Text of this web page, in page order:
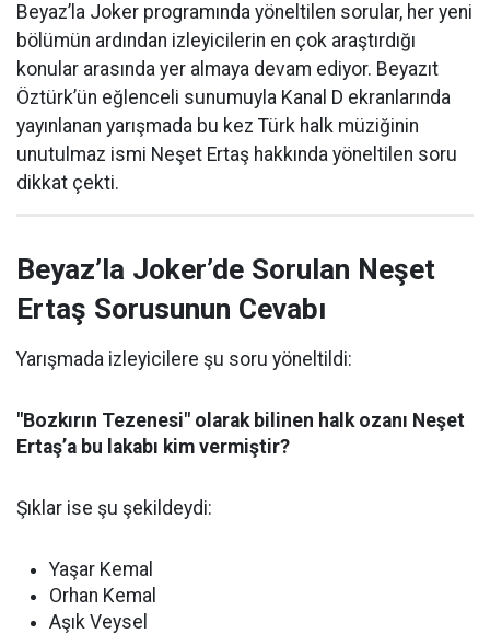
Beyaz’la Joker programında yöneltilen sorular, her yeni
bölümün ardından izleyicilerin en çok araştırdığı
konular arasında yer almaya devam ediyor. Beyazıt
Öztürk’ün eğlenceli sunumuyla Kanal D ekranlarında
yayınlanan yarışmada bu kez Türk halk müziğinin
unutulmaz ismi Neşet Ertaş hakkında yöneltilen soru
dikkat çekti.
Beyaz’la Joker’de Sorulan Neşet
Ertaş Sorusunun Cevabı
Yarışmada izleyicilere şu soru yöneltildi:
"Bozkırın Tezenesi" olarak bilinen halk ozanı Neşet
Ertaş’a bu lakabı kim vermiştir?
Şıklar ise şu şekildeydi:
Yaşar Kemal
Orhan Kemal
Aşık Veysel